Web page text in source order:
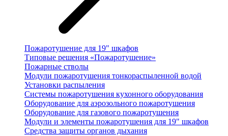
Пожаротушение для 19" шкафов
Типовые решения «Пожаротушение»
Пожарные стволы
Модули пожаротушения тонкораспыленной водой
Установки распыления
Системы пожаротушения кухонного оборудования
Оборудование для аэрозольного пожаротушения
Оборудование для газового пожаротушения
Модули и элементы пожаротушения для 19" шкафов
Средства защиты органов дыхания